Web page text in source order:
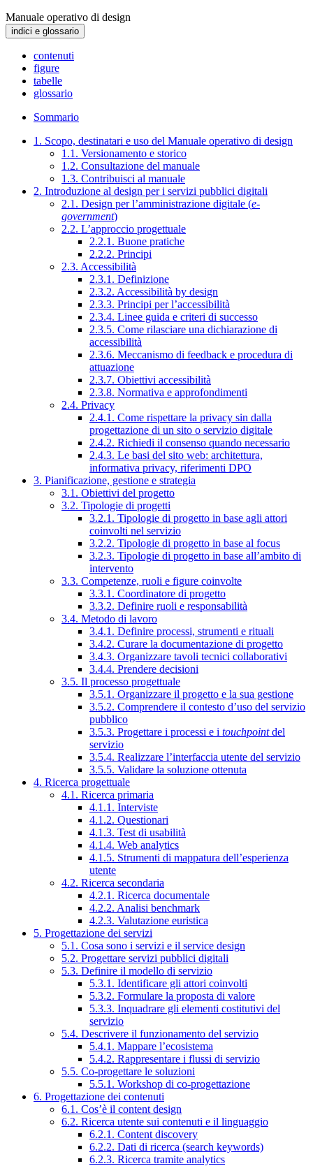
Manuale operativo di design
indici e glossario
contenuti
figure
tabelle
glossario
Sommario
1. Scopo, destinatari e uso del Manuale operativo di design
1.1. Versionamento e storico
1.2. Consultazione del manuale
1.3. Contribuisci al manuale
2. Introduzione al design per i servizi pubblici digitali
2.1. Design per l’amministrazione digitale (e-
government)
2.2. L’approccio progettuale
2.2.1. Buone pratiche
2.2.2. Principi
2.3. Accessibilità
2.3.1. Definizione
2.3.2. Accessibilità by design
2.3.3. Principi per l’accessibilità
2.3.4. Linee guida e criteri di successo
2.3.5. Come rilasciare una dichiarazione di
accessibilità
2.3.6. Meccanismo di feedback e procedura di
attuazione
2.3.7. Obiettivi accessibilità
2.3.8. Normativa e approfondimenti
2.4. Privacy
2.4.1. Come rispettare la privacy sin dalla
progettazione di un sito o servizio digitale
2.4.2. Richiedi il consenso quando necessario
2.4.3. Le basi del sito web: architettura,
informativa privacy, riferimenti DPO
3. Pianificazione, gestione e strategia
3.1. Obiettivi del progetto
3.2. Tipologie di progetti
3.2.1. Tipologie di progetto in base agli attori
coinvolti nel servizio
3.2.2. Tipologie di progetto in base al focus
3.2.3. Tipologie di progetto in base all’ambito di
intervento
3.3. Competenze, ruoli e figure coinvolte
3.3.1. Coordinatore di progetto
3.3.2. Definire ruoli e responsabilità
3.4. Metodo di lavoro
3.4.1. Definire processi, strumenti e rituali
3.4.2. Curare la documentazione di progetto
3.4.3. Organizzare tavoli tecnici collaborativi
3.4.4. Prendere decisioni
3.5. Il processo progettuale
3.5.1. Organizzare il progetto e la sua gestione
3.5.2. Comprendere il contesto d’uso del servizio
pubblico
3.5.3. Progettare i processi e i touchpointdel
servizio
3.5.4. Realizzare l’interfaccia utente del servizio
3.5.5. Validare la soluzione ottenuta
4. Ricerca progettuale
4.1. Ricerca primaria
4.1.1. Interviste
4.1.2. Questionari
4.1.3. Test di usabilità
4.1.4. Web analytics
4.1.5. Strumenti di mappatura dell’esperienza
utente
4.2. Ricerca secondaria
4.2.1. Ricerca documentale
4.2.2. Analisi benchmark
4.2.3. Valutazione euristica
5. Progettazione dei servizi
5.1. Cosa sono i servizi e il service design
5.2. Progettare servizi pubblici digitali
5.3. Definire il modello di servizio
5.3.1. Identificare gli attori coinvolti
5.3.2. Formulare la proposta di valore
5.3.3. Inquadrare gli elementi costitutivi del
servizio
5.4. Descrivere il funzionamento del servizio
5.4.1. Mappare l’ecosistema
5.4.2. Rappresentare i flussi di servizio
5.5. Co-progettare le soluzioni
5.5.1. Workshop di co-progettazione
6. Progettazione dei contenuti
6.1. Cos’è il content design
6.2. Ricerca utente sui contenuti e il linguaggio
6.2.1. Content discovery
6.2.2. Dati di ricerca (search keywords)
6.2.3. Ricerca tramite analytics